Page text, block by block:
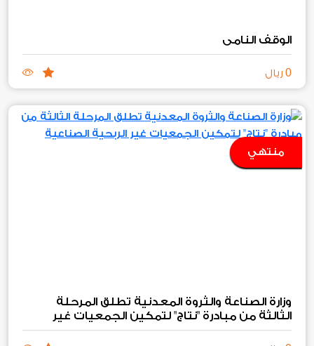
الوقف النامي
0 ريال
منتهي
وزارة الصناعة والثروة المعدنية تطلق المرحلة
الثالثة من مبادرة "نتاج" لتمكين الجمعيات غير
الربحية الصناعية والتعدينية